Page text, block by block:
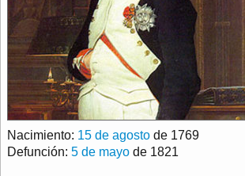
Nacimiento: 15 de agosto de 1769
Defunción: 5 de mayo de 1821